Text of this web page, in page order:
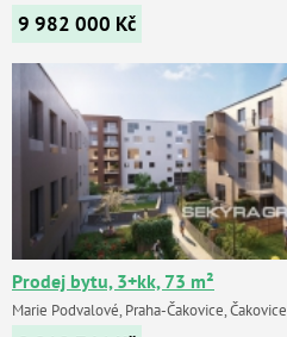
9 982 000 Kč
Prodej bytu, 3+kk, 73 m²
Marie Podvalové, Praha-Čakovice, Čakovice